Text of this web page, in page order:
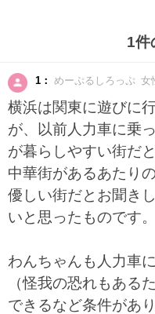
1件
1： めーぷるしろっぷ
横浜は関東に遊びに
が、以前人力車に乗
が暮らしやすい街だ
中華街があるあたり
優しい街だとお聞き
いと思ったものです。
わんちゃんも人力車
（怪我の恐れもある
できるなど条件があり